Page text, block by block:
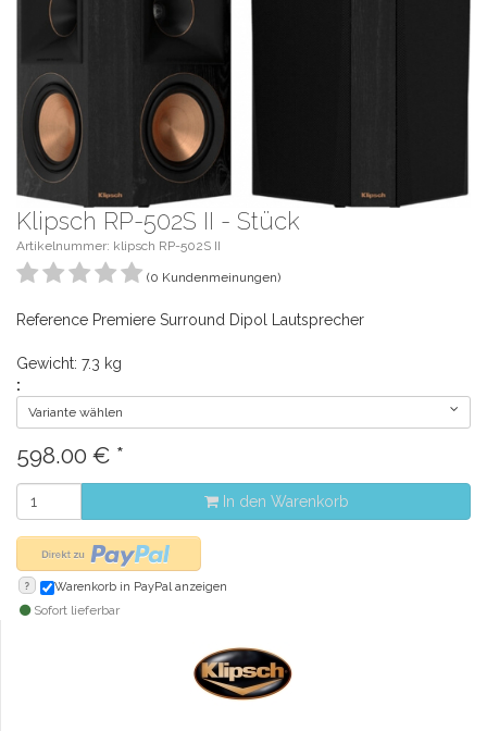
Klipsch RP-502S II - Stück
Artikelnummer: klipsch RP-502S II
(0 Kundenmeinungen)
Reference Premiere Surround Dipol Lautsprecher
Gewicht: 7.3 kg
:
Variante wählen
598.00 € *
In den Warenkorb
? Warenkorb in PayPal anzeigen
Sofort lieferbar